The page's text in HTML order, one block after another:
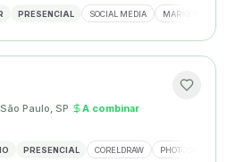
PRESENCIAL SOCIAL MEDIA MARKETING
São Paulo, SP· A combinar·
PRESENCIAL CORELDRAW PHOTOSHOP